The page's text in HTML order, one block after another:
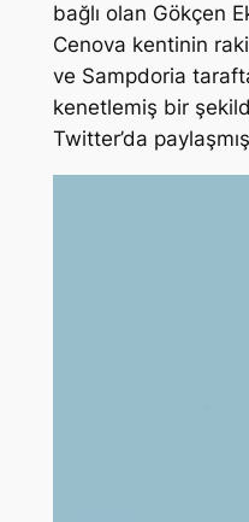
bağlı olan Gökçen
Cenova kentinin
ve Sampdoria
kenetlemiş bir
Twitter’da